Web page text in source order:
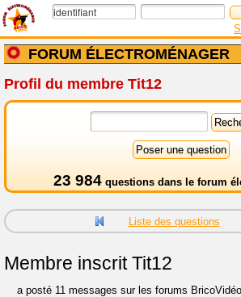
FORUM ÉLECTROMÉNAGER
Profil du membre Tit12
23 984 questions dans le forum
Liste des questions
Membre inscritTit12
a posté 11 messages sur les forums